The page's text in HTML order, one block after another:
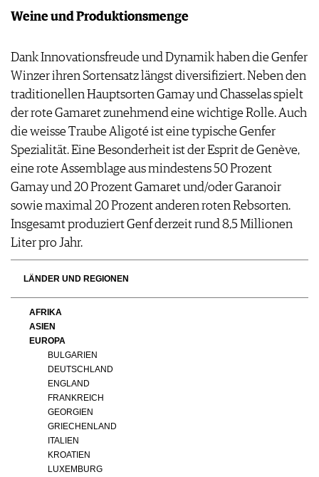
Weine und Produktionsmenge
Dank Innovationsfreude und Dynamik haben die Genfer
Winzer ihren Sortensatz längst diversifiziert. Neben den
traditionellen Hauptsorten Gamay und Chasselas spielt
der rote Gamaret zunehmend eine wichtige Rolle. Auch
die weisse Traube Aligoté ist eine typische Genfer
Spezialität. Eine Besonderheit ist der Esprit de Genève,
eine rote Assemblage aus mindestens 50 Prozent
Gamay und 20 Prozent Gamaret und/oder Garanoir
sowie maximal 20 Prozent anderen roten Rebsorten.
Insgesamt produziert Genf derzeit rund 8,5 Millionen
Liter pro Jahr.
LÄNDER UND REGIONEN
AFRIKA
ASIEN
EUROPA
BULGARIEN
DEUTSCHLAND
ENGLAND
FRANKREICH
GEORGIEN
GRIECHENLAND
ITALIEN
KROATIEN
LUXEMBURG